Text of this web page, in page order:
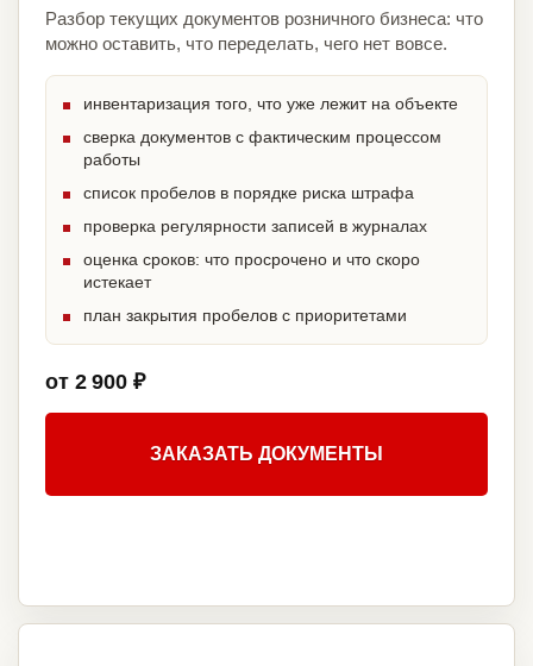
Разбор текущих документов розничного бизнеса: что
можно оставить, что переделать, чего нет вовсе.
инвентаризация того, что уже лежит на объекте
сверка документов с фактическим процессом
работы
список пробелов в порядке риска штрафа
проверка регулярности записей в журналах
оценка сроков: что просрочено и что скоро
истекает
план закрытия пробелов с приоритетами
от 2 900 ₽
ЗАКАЗАТЬ ДОКУМЕНТЫ